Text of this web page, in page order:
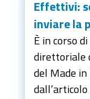
Effettivi:
inviare la
È in corso
direttoriale
del Made in
dall’articolo